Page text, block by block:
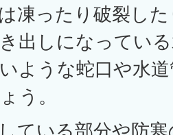
凍ったり破裂し
出しになってい
ような蛇口や水
う。